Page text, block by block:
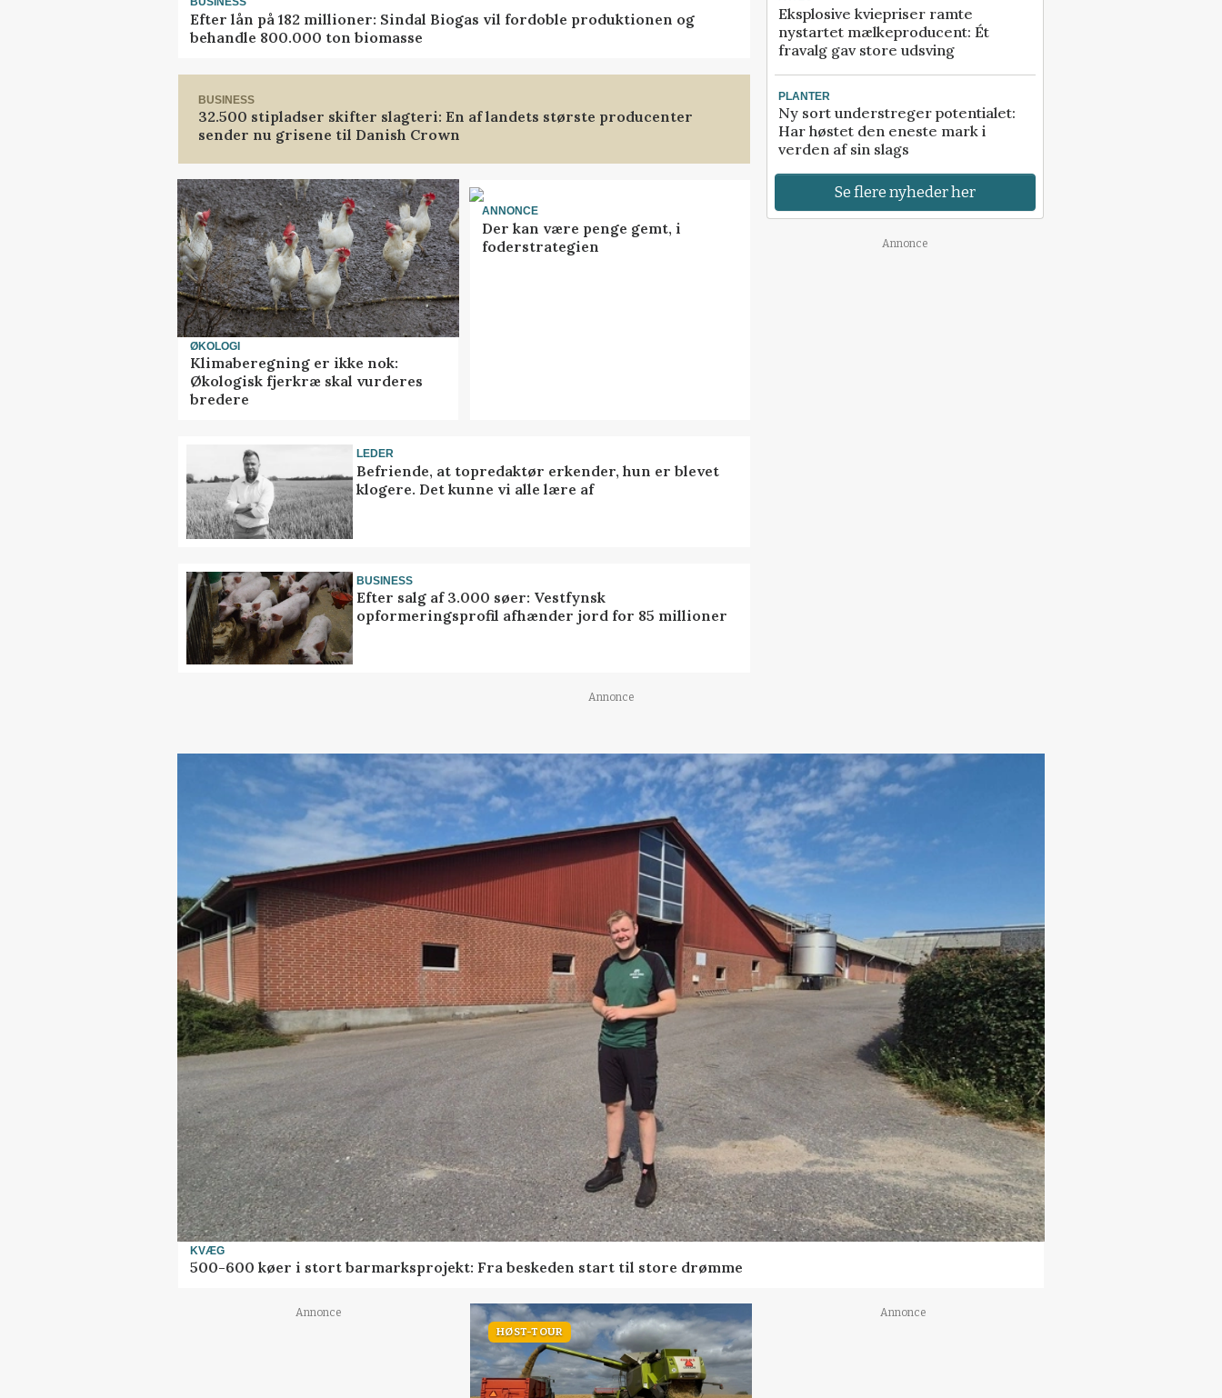
Efter lån på 182 millioner: Sindal Biogas vil fordoble produktionen og
behandle 800.000 ton biomasse
BUSINESS
32.500 stipladser skifter slagteri: En af landets største producenter
sender nu grisene til Danish Crown
ØKOLOGI
Klimaberegning er ikke nok:
Økologisk fjerkræ skal vurderes
bredere
ANNONCE
Der kan være penge gemt, i
foderstrategien
LEDER
Befriende, at topredaktør erkender, hun er blevet
klogere. Det kunne vi alle lære af
BUSINESS
Efter salg af 3.000 søer: Vestfynsk
opformeringsprofil afhænder jord for 85 millioner
Eksplosive kviepriser ramte
nystartet mælkeproducent: Ét
fravalg gav store udsving
PLANTER
Ny sort understreger potentialet:
Har høstet den eneste mark i
verden af sin slags
Se flere nyheder her
Annonce
Annonce
KVÆG
500-600 køer i stort barmarksprojekt: Fra beskeden start til store drømme
Annonce
HØST-TOUR
Annonce